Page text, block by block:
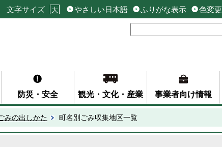
文字サイズ 大 やさしい日本語 ふりがな表示 色変更
防災・安全 観光・文化・産業 事業者向け情報
みの出しかた 町名別ごみ収集地区一覧